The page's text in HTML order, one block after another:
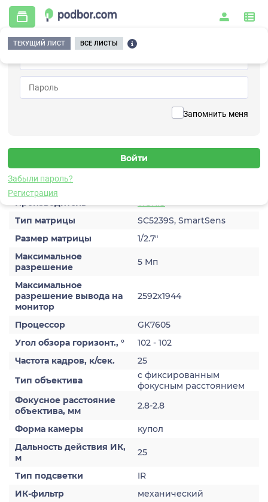
Запомнить меня
Забыли пароль?
Регистрация
ТЕКУЩИЙ ЛИСТ ВСЕ ЛИСТЫ
Главная / Видеонаблюдение / Видеокамеры / IP / TGB-IPVP05
Вернуться к списку
Видеокамера IP
Характеристики
Производитель
TIGRIS
Тип матрицы
SC5239S, SmartSens
Размер матрицы
1/2.7″
Максимальное
разрешение
5 Мп
Максимальное
разрешение вывода на
монитор
2592х1944
Процессор
GK7605
Угол обзора горизонт., °
102 - 102
Частота кадров, к/сек.
25
Тип объектива
с фиксированным
фокусным расстоянием
Фокусное расстояние
объектива, мм
2.8-2.8
Форма камеры
купол
Дальность действия ИК,
м
25
Тип подсветки
IR
ИК-фильтр
механический